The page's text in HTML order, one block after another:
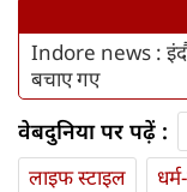
Indore news :
बचाए गए
वेबदुनिया पर पढ़ें :
लाइफ स्‍टाइल